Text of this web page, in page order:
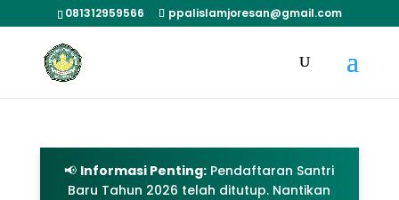
081312959566 ppalislamjoresan@gmail.com
📢 Informasi Penting: Pendaftaran Santri
Baru Tahun 2026 telah ditutup. Nantikan